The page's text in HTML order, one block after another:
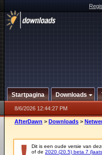
Startpagina Downloads
8/6/2026 12:44:27 PM
AfterDawn > Downloads >
Dit is een oude versie van
of de 2020 (20.5) beta 7